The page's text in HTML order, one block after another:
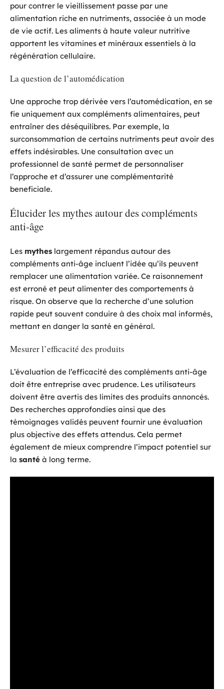
pour contrer le vieillissement passe par une
alimentation riche en nutriments, associée à un mode
de vie actif. Les aliments à haute valeur nutritive
apportent les vitamines et minéraux essentiels à la
régénération cellulaire.
La question de l’automédication
Une approche trop dérivée vers l’automédication, en se
fie uniquement aux compléments alimentaires, peut
entraîner des déséquilibres. Par exemple, la
surconsommation de certains nutriments peut avoir des
effets indésirables. Une consultation avec un
professionnel de santé permet de personnaliser
l’approche et d’assurer une complémentarité
beneficiale.
Élucider les mythes autour des compléments
anti-âge
Les mythes largement répandus autour des
compléments anti-âge incluent l’idée qu’ils peuvent
remplacer une alimentation variée. Ce raisonnement
est erroné et peut alimenter des comportements à
risque. On observe que la recherche d’une solution
rapide peut souvent conduire à des choix mal informés,
mettant en danger la santé en général.
Mesurer l’efficacité des produits
L’évaluation de l’efficacité des compléments anti-âge
doit être entreprise avec prudence. Les utilisateurs
doivent être avertis des limites des produits annoncés.
Des recherches approfondies ainsi que des
témoignages validés peuvent fournir une évaluation
plus objective des effets attendus. Cela permet
également de mieux comprendre l’impact potentiel sur
la santé à long terme.